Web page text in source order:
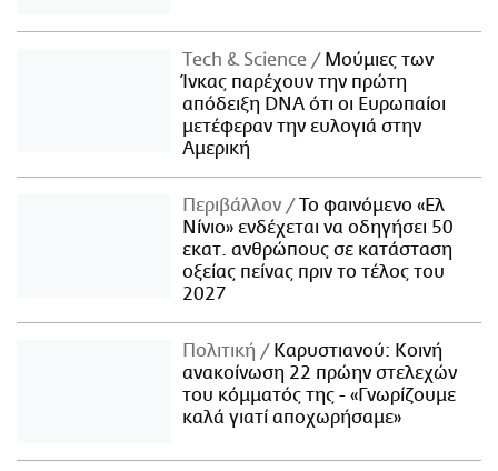
Τech & Science
Μούμιες των
Ίνκας παρέχουν την πρώτη
απόδειξη DNA ότι οι Ευρωπαίοι
μετέφεραν την ευλογιά στην
Αμερική
Περιβάλλον
Το φαινόμενο «Ελ
Νίνιο» ενδέχεται να οδηγήσει 50
εκατ. ανθρώπους σε κατάσταση
οξείας πείνας πριν το τέλος του
2027
Πολιτική
Καρυστιανού: Κοινή
ανακοίνωση 22 πρώην στελεχών
του κόμματός της - «Γνωρίζουμε
καλά γιατί αποχωρήσαμε»